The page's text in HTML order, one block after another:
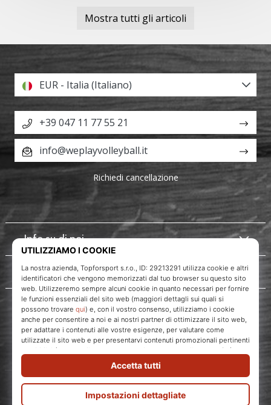
Mostra tutti gli articoli
WePlayVolleyball.it
Info su di noi
Servizio clienti
EUR - Italia (Italiano)
+39 047 11 77 55 21
info@weplayvolleyball.it
Richiedi cancellazione
Topforsport s. r. o., Dukelská třída 1666/106, Brno, 614 00
codice fiscale: CZ29213291